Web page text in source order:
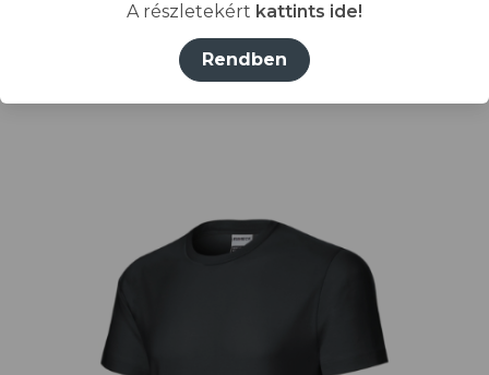
póló, ing, blúz
RIMECK® Póló férfi ébenszürke S
A részletekért kattints ide!
Rendben